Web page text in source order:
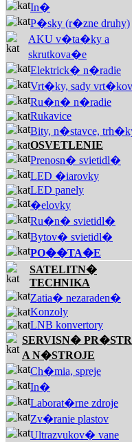
In�
P�sky (r�zne druhy)
AKU v�ta�ky a
skrutkova�e
Elektrick� n�radie
Vrt�ky, sady vrt�kov
Ru�n� n�radie
Rukavice
Bity, n�stavce,
OSVETLENIE
Prenosn� svietidl�
LED �iarovky
LED panely
�elovky
Ru�n� svietidl�
Bytov� svietidl�
PO��TA�E
SATELITN�
TECHNIKA
Zatia� nezaraden�
Konzoly
LNB konvertory
SERVISN�
A N�STROJE
Ch�mia, spreje
In�
Laborat�rne zdroje
Zv�ranie plastov
Ultrazvukov� vane